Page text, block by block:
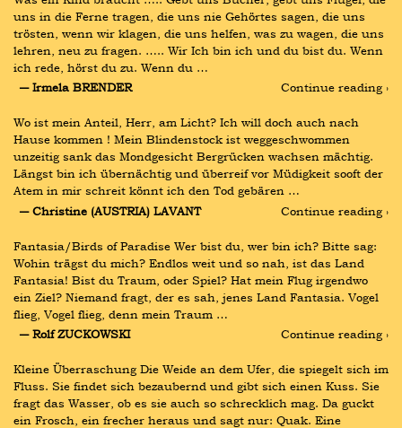
uns in die Ferne tragen, die uns nie Gehörtes sagen, die uns
trösten, wenn wir klagen, die uns helfen, was zu wagen, die uns
lehren, neu zu fragen. ….. Wir Ich bin ich und du bist du. Wenn
ich rede, hörst du zu. Wenn du …
― Irmela BRENDER
Continue reading ›
Wo ist mein Anteil, Herr, am Licht? Ich will doch auch nach
Hause kommen ! Mein Blindenstock ist weggeschwommen
unzeitig sank das Mondgesicht Bergrücken wachsen mächtig.
Längst bin ich übernächtig und überreif vor Müdigkeit sooft der
Atem in mir schreit könnt ich den Tod gebären …
― Christine (AUSTRIA) LAVANT
Continue reading ›
Fantasia/Birds of Paradise Wer bist du, wer bin ich? Bitte sag:
Wohin trägst du mich? Endlos weit und so nah, ist das Land
Fantasia! Bist du Traum, oder Spiel? Hat mein Flug irgendwo
ein Ziel? Niemand fragt, der es sah, jenes Land Fantasia. Vogel
flieg, Vogel flieg, denn mein Traum …
― Rolf ZUCKOWSKI
Continue reading ›
Kleine Überraschung Die Weide an dem Ufer, die spiegelt sich im
Fluss. Sie findet sich bezaubernd und gibt sich einen Kuss. Sie
fragt das Wasser, ob es sie auch so schrecklich mag. Da guckt
ein Frosch, ein frecher heraus und sagt nur: Quak. Eine